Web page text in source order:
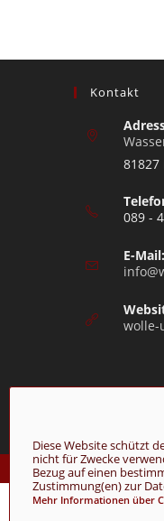
Diese Website schützt
nicht für Zwecke
Bezug auf einen
Zustimmung(en) zur
Mehr Informationen über
Kontakt
089 -
E-Mail:
wolle-
© Copyright 2026 -